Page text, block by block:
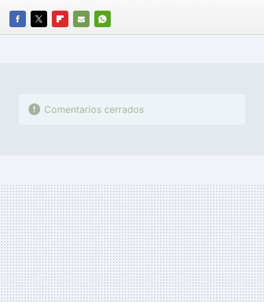
FACEBOOK
TWITTERFLIPBOARD
E-
WHATSAPP
Comentarios cerrados